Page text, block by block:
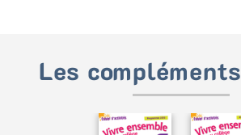
Les compléments